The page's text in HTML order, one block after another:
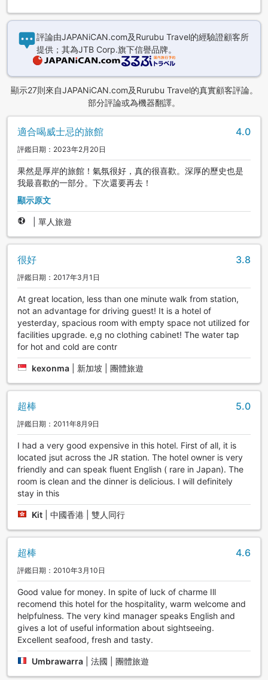
評論由JAPANiCAN.com及Rurubu Travel的經驗證顧客所
提供；其為JTB Corp.旗下信譽品牌。
顯示27則來自JAPANiCAN.com及Rurubu Travel的真實顧客評論。
部分評論或為機器翻譯。
適合喝威士忌的旅館 4.0
評鑑日期：2023年2月20日
果然是厚岸的旅館！氣氛很好，真的很喜歡。深厚的歷史也是
我最喜歡的一部分。下次還要再去！
顯示原文
單人旅遊
很好 3.8
評鑑日期：2017年3月1日
At great location, less than one minute walk from station,
not an advantage for driving guest! It is a hotel of
yesterday, spacious room with empty space not utilized for
facilities upgrade. e,g no clothing cabinet! The water tap
for hot and cold are contr
kexonma 新加坡 | 團體旅遊
超棒 5.0
評鑑日期：2011年8月9日
I had a very good expensive in this hotel. First of all, it is
located jsut across the JR station. The hotel owner is very
friendly and can speak fluent English ( rare in Japan). The
room is clean and the dinner is delicious. I will definitely
stay in this
Kit 中國香港 | 雙人同行
超棒 4.6
評鑑日期：2010年3月10日
Good value for money. In spite of luck of charme Ill
recomend this hotel for the hospitality, warm welcome and
helpfulness. The very kind manager speaks English and
gives a lot of useful information about sightseeing.
Excellent seafood, fresh and tasty.
Umbrawarra 法國 | 團體旅遊